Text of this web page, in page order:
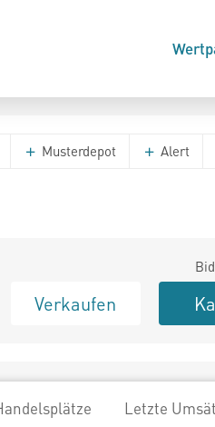
Musterdepot Alert
Verkaufen
Letzte